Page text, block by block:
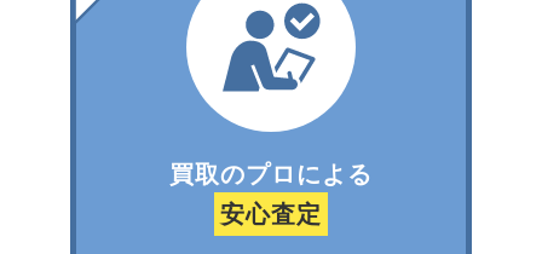
買取のプロによる
安心査定